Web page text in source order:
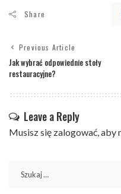
Share
Previous Article
Jak wybrać odpowiednie stoły
restauracyjne?
Leave a Reply
Musisz się zalogować, aby